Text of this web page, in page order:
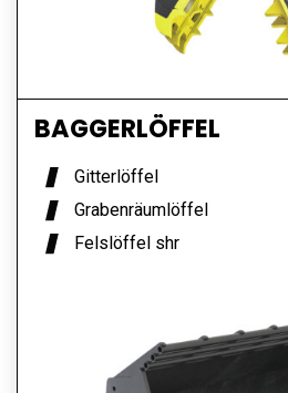
BAGGERLÖFFEL
Gitterlöffel
Grabenräumlöffel
Felslöffel shr